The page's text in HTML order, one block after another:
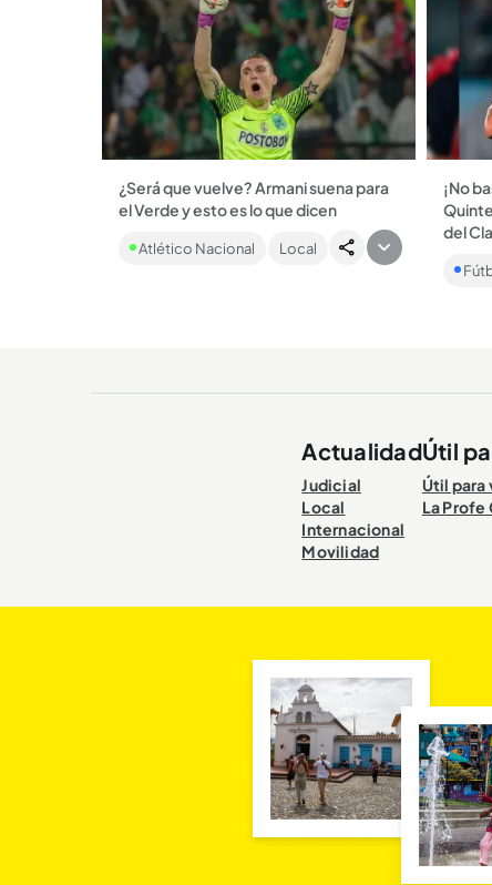
¿Será que vuelve? Armani suena para
el Verde y esto es lo que dicen
argentino abrió la puerta de
Atlético Nacional Local
¡No
del
El
Actualidad
Judicial
Local
Internacional
Movilidad
Útil
Útil para
La Profe